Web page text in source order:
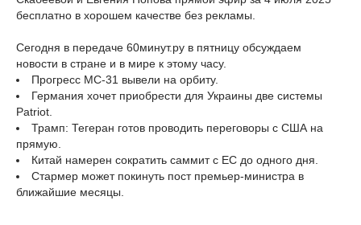
бесплатно в хорошем качестве без рекламы.
Сегодня в передаче 60минут.ру в пятницу обсуждаем
новости в стране и в мире к этому часу.
Прогресс МС-31 вывели на орбиту.
Германия хочет приобрести для Украины две системы
Patriot.
Трамп: Тегеран готов проводить переговоры с США на
прямую.
Китай намерен сократить саммит с ЕС до одного дня.
Стармер может покинуть пост премьер-министра в
ближайшие месяцы.